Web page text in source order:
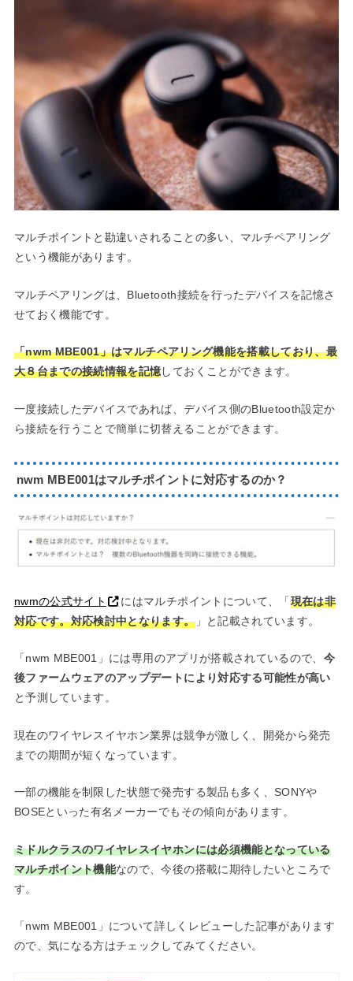
マルチポイントと勘違いされることの多い、マルチペアリング
という機能があります。
マルチペアリングは、Bluetooth接続を行ったデバイスを記憶さ
せておく機能です。
「nwm MBE001」はマルチペアリング機能を搭載しており、最
大８台までの接続情報を記憶しておくことができます。
一度接続したデバイスであれば、デバイス側のBluetooth設定か
ら接続を行うことで簡単に切替えることができます。
nwm MBE001はマルチポイントに対応するのか？
nwmの公式サイト にはマルチポイントについて、「現在は非
対応です。対応検討中となります。」と記載されています。
「nwm MBE001」には専用のアプリが搭載されているので、 今
後ファームウェアのアップデートにより対応する可能性が高い
と予測しています。
現在のワイヤレスイヤホン業界は競争が激しく、開発から発売
までの期間が短くなっています。
一部の機能を制限した状態で発売する製品も多く、SONYや
BOSEといった有名メーカーでもその傾向があります。
ミドルクラスのワイヤレスイヤホンには必須機能となっている
マルチポイント機能なので、今後の搭載に期待したいところで
す。
「nwm MBE001」について詳しくレビューした記事があります
ので、気になる方はチェックしてみてください。